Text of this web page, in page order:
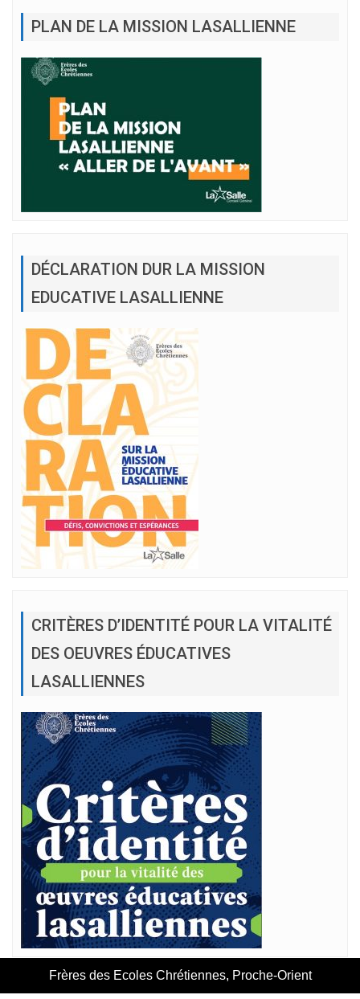
PLAN DE LA MISSION LASALLIENNE
DÉCLARATION DUR LA MISSION
EDUCATIVE LASALLIENNE
CRITÈRES D’IDENTITÉ POUR LA VITALITÉ
DES OEUVRES ÉDUCATIVES
LASALLIENNES
Frères des Ecoles Chrétiennes, Proche-Orient